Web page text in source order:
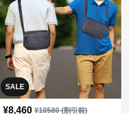
SALE
¥8,460 ¥10580(割引前)